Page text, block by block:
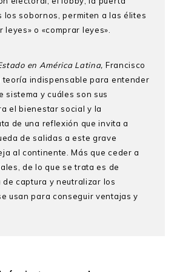
los sobornos, permiten a las élites
o «comprar leyes».
en América Latina, Francisco
teoría indispensable para entender
sistema y cuáles son sus
el bienestar social y la
de una reflexión que invita a
de salidas a este grave
al continente. Más que ceder a
de lo que se trata es de
captura y neutralizar los
usan para conseguir ventajas y